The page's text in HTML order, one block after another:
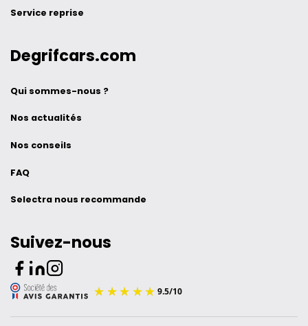
Service reprise
Degrifcars.com
Qui sommes-nous ?
Nos actualités
Nos conseils
FAQ
Selectra nous recommande
Suivez-nous